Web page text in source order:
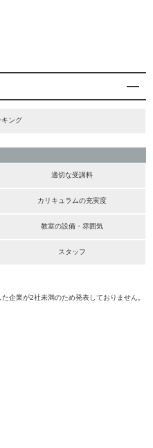
キング
適切な受講料
カリキュラムの充実度
教室の設備・雰囲気
スタッフ
企業が2社未満のため発表しておりません。